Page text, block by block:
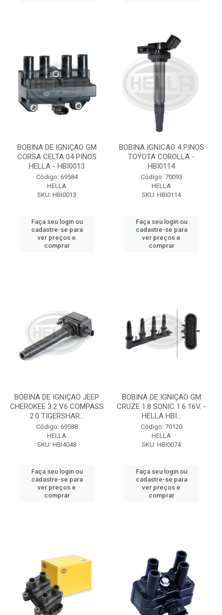
BOBINA DE IGNIÇAO GM
CORSA CELTA 04 PINOS
HELLA - HBI0013
Código: 69584
HELLA
SKU: HBI0013
Faça seu login ou
cadastre-se para
ver preços e
comprar
BOBINA IGNICAO 4 PINOS
TOYOTA COROLLA -
HBI0114
Código: 70093
HELLA
SKU: HBI0114
Faça seu login ou
cadastre-se para
ver preços e
comprar
BOBINA DE IGNIÇAO JEEP
CHEROKEE 3.2 V6 COMPASS
2.0 TIGERSHAR...
Código: 69588
HELLA
SKU: HBI4048
Faça seu login ou
cadastre-se para
ver preços e
comprar
BOBINA DE IGNIÇAO GM
CRUZE 1.8 SONIC 1.6 16V. -
HELLA HBI...
Código: 70120
HELLA
SKU: HBI0074
Faça seu login ou
cadastre-se para
ver preços e
comprar